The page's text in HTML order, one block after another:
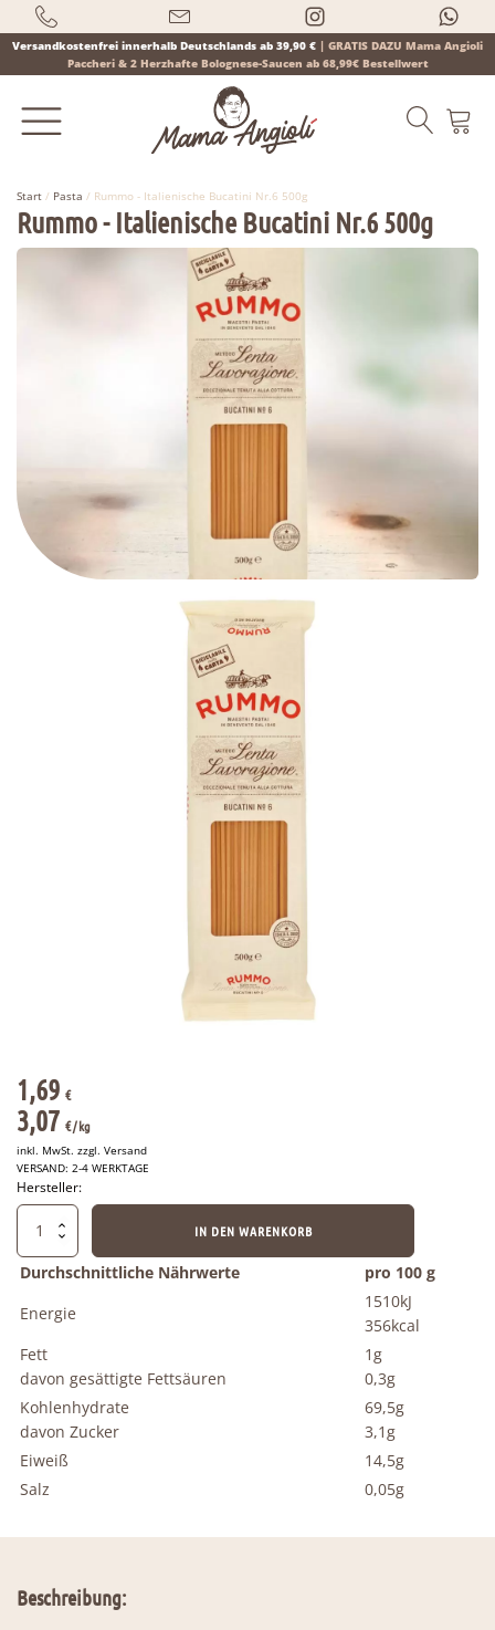
Versandkostenfrei innerhalb Deutschlands ab 39,90 € | GRATIS DAZU Mama Angioli
Paccheri & 2 Herzhafte Bolognese-Saucen ab 68,99€ Bestellwert
Start / Pasta / Rummo - Italienische Bucatini Nr.6 500g
Rummo - Italienische Bucatini Nr.6 500g
Durchschnittliche Nährwerte
pro 100 g
Energie
1510kJ
356kcal
Fett
davon gesättigte Fettsäuren
1g
0,3g
Kohlenhydrate
davon Zucker
69,5g
3,1g
Eiweiß
14,5g
Salz
0,05g
1,69 €
3,07 €/ kg
inkl. MwSt. zzgl. Versand
VERSAND: 2-4 WERKTAGE
Hersteller:
Rummo
Italienische
Nr.6
Menge
IN DEN WARENKORB
Beschreibung: